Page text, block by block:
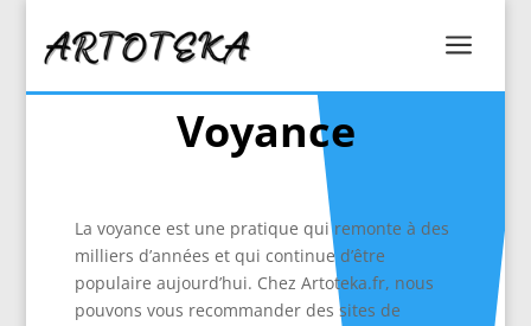
a
Voyance
La voyance est une pratique qui remonte à des
milliers d’années et qui continue d’être
populaire aujourd’hui. Chez Artoteka.fr, nous
pouvons vous recommander des sites de